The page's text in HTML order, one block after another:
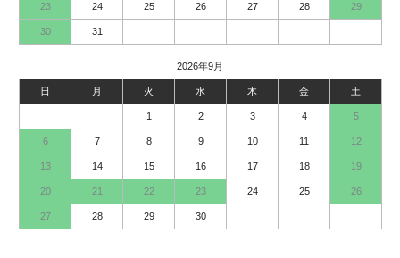
23 24 25 26 27 28 29
30 31
2026年9月
日 月 火 水 木 金 土
1 2 3 4 5
6 7 8 9 10 11 12
13 14 15 16 17 18 19
20 21 22 23 24 25 26
27 28 29 30